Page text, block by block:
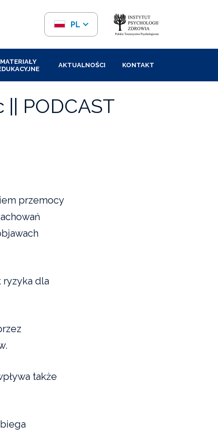
PL
EN
MATERIAŁY
AKTUALNOŚCI KONTAKT
PODCAST
przemocy
ryzyka dla
także